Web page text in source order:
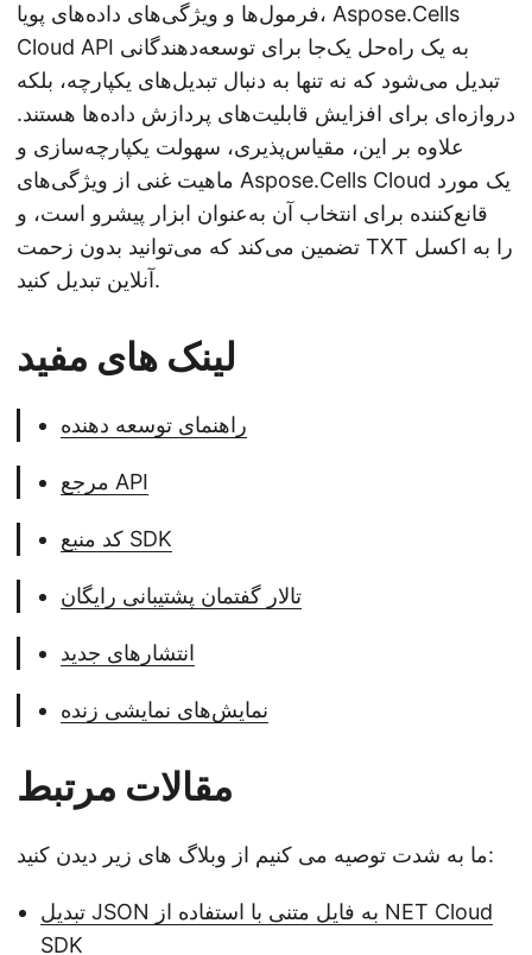
فرمول‌ها و ویژگی‌های داده‌های پویا، Aspose.Cells
Cloud API به یک راه‌حل یک‌جا برای توسعه‌دهندگانی
تبدیل می‌شود که نه تنها به دنبال تبدیل‌های یکپارچه، بلکه
دروازه‌ای برای افزایش قابلیت‌های پردازش داده‌ها هستند.
علاوه بر این، مقیاس‌پذیری، سهولت یکپارچه‌سازی و
ماهیت غنی از ویژگی‌های Aspose.Cells Cloud یک مورد
قانع‌کننده برای انتخاب آن به‌عنوان ابزار پیشرو است، و
تضمین می‌کند که می‌توانید بدون زحمت TXT را به اکسل
آنلاین تبدیل کنید.
لینک های مفید
راهنمای توسعه دهنده
مرجع API
کد منبع SDK
تالار گفتمان پشتیبانی رایگان
انتشارهای جدید
نمایش‌های نمایشی زنده
مقالات مرتبط
ما به شدت توصیه می کنیم از وبلاگ های زیر دیدن کنید:
تبدیل JSON به فایل متنی با استفاده از NET Cloud
SDK